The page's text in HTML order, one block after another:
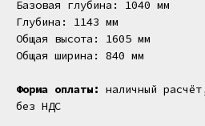
Базовая глубина: 1040 мм
Глубина: 1143 мм
Общая высота: 1605 мм
Общая ширина: 840 мм
Форма оплаты: наличный
без НДС